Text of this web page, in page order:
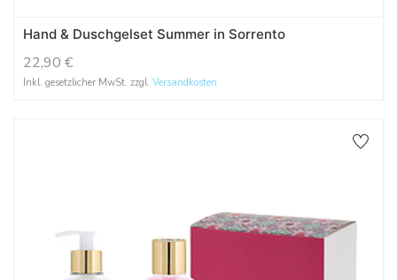
Hand & Duschgelset Summer in Sorrento
22,90 €
Inkl. gesetzlicher MwSt. zzgl. Versandkosten